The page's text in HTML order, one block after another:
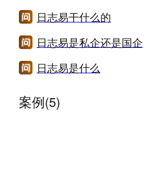
日志易干什么的
日志易是私企还是国企
日志易是什么
案例(5)